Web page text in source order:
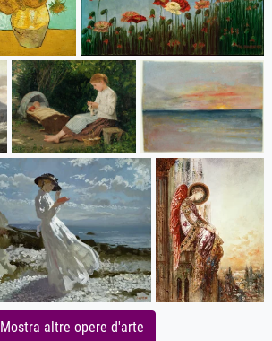
Mostra altre opere d'arte